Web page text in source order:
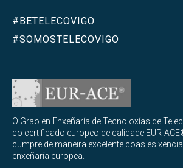
#BETELECOVIGO
#SOMOSTELECOVIGO
O Grao en Enxeñaría de Tecnoloxías de
co certificado europeo de calidade EUR-
cumpre de maneira excelente coas
enxeñaría europea.